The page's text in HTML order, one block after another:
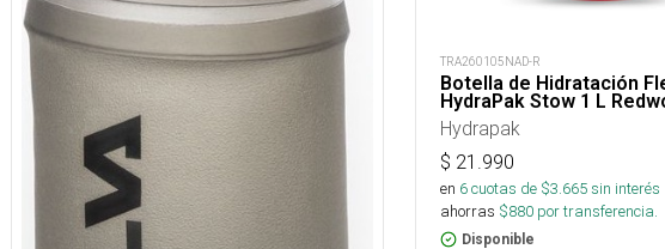
TRA260105NAD-R
Botella de Hidratación
HydraPak Stow 1 L
Hydrapak
$ 21.990
en 6cuotas de $3.665sin interés
ahorras $880 por transferencia.
Disponible